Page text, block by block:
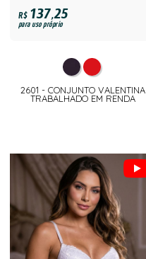
R$137,25
para uso próprio
2601 - CONJUNTO VALENTINA
TRABALHADO EM RENDA